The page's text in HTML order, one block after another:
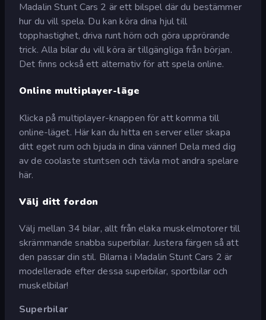
Madalin Stunt Cars 2 är ett bilspel där du bestämmer
hur du vill spela. Du kan köra dina hjul till
topphastighet, driva runt hörn och göra upprörande
trick. Alla bilar du vill köra är tillgängliga från början.
Det finns också ett alternativ för att spela online.
Online multiplayer-läge
Klicka på multiplayer-knappen för att komma till
online-läget. Här kan du hitta en server eller skapa
ditt eget rum och bjuda in dina vänner! Dela med dig
av de coolaste stuntsen och tävla mot andra spelare
här.
Välj ditt fordon
Välj mellan 34 bilar, allt från elaka muskelmotorer till
skrämmande snabba superbilar. Justera färgen så att
den passar din stil. Bilarna i Madalin Stunt Cars 2 är
modellerade efter dessa superbilar, sportbilar och
muskelbilar!
Superbilar